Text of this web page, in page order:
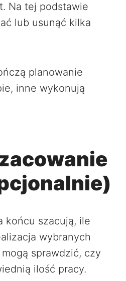
Na tej podstawie
lub usunąć kilka
planowanie
inne wykonują
końcu szacują, ile
wybranych
sprawdzić, czy
ilość pracy.